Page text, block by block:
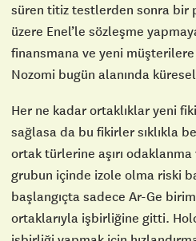
süren titiz testlerden sonra bir
üzere Enel’le sözleşme
finansmana ve yeni
Nozomi bugün alanında
Her ne kadar ortaklıklar yeni
sağlasa da bu fikirler sıklıkla
ortak türlerine aşırı
grubun içinde izole olma riski
başlangıçta sadece Ar-Ge
ortaklarıyla işbirliğine gitti.